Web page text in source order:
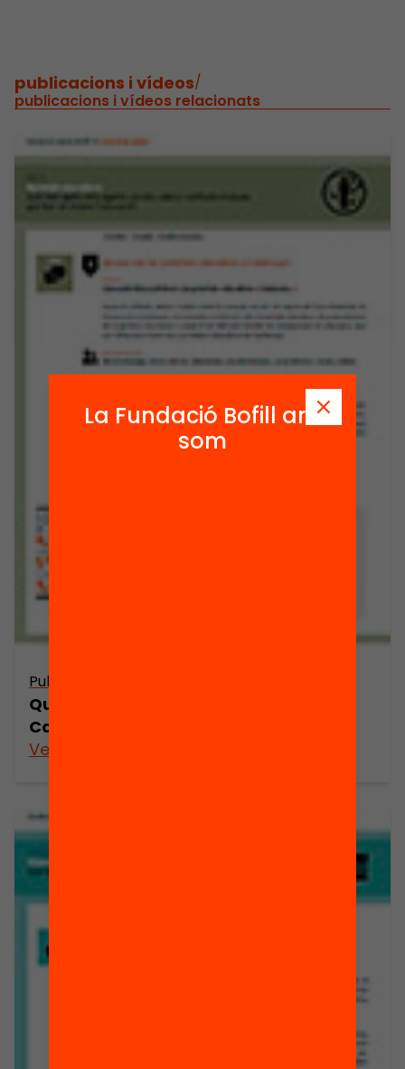
publicacions i vídeos/
publicacions i vídeos relacionats
Publicació
Quines són les prioritats educatives a
Catalunya?
Veure’n més
La Fundació Bofill ara
som